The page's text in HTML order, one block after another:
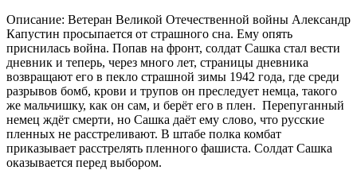
Описание: Ветеран Великой Отечественной войны Александр
Капустин просыпается от страшного сна. Ему опять
приснилась война. Попав на фронт, солдат Сашка стал вести
дневник и теперь, через много лет, страницы дневника
возвращают его в пекло страшной зимы 1942 года, где среди
разрывов бомб, крови и трупов он преследует немца, такого
же мальчишку, как он сам, и берёт его в плен. Перепуганный
немец ждёт смерти, но Сашка даёт ему слово, что русские
пленных не расстреливают. В штабе полка комбат
приказывает расстрелять пленного фашиста. Солдат Сашка
оказывается перед выбором.